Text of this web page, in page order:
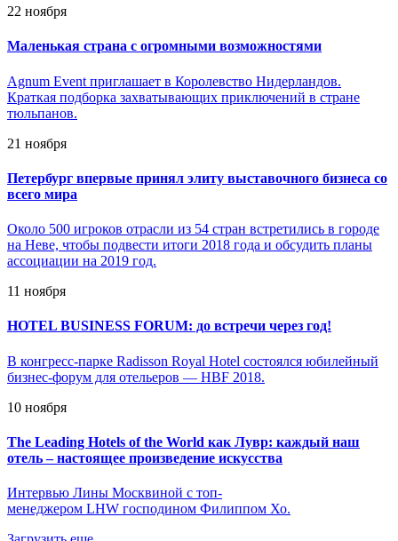
22 ноября
Маленькая страна с огромными возможностями
Agnum Event приглашает в Королевство Нидерландов.
Краткая подборка захватывающих приключений в стране
тюльпанов.
21 ноября
Петербург впервые принял элиту выставочного бизнеса со
всего мира
Около 500 игроков отрасли из 54 стран встретились в городе
на Неве, чтобы подвести итоги 2018 года и обсудить планы
ассоциации на 2019 год.
11 ноября
HOTEL BUSINESS FORUM: до встречи через год!
В конгресс-парке Radisson Royal Hotel состоялся юбилейный
бизнес-форум для отельеров — HBF 2018.
10 ноября
The Leading Hotels of the World как Лувр: каждый наш
отель – настоящее произведение искусства
Интервью Лины Москвиной с топ-
менеджером LHW господином Филиппом Хо.